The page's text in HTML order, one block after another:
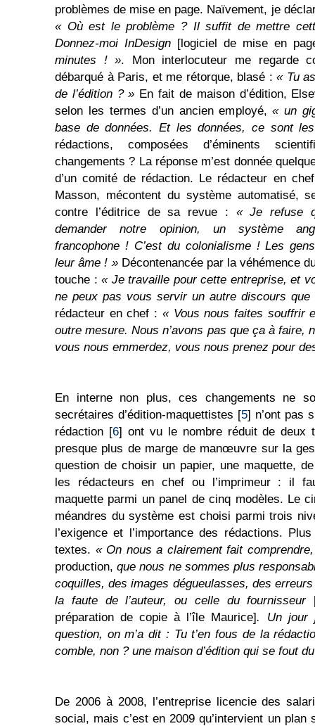
problèmes de mise en page. Naïvement, je
« Où est le problème ? Il suffit de mettre
Donnez-moi InDesign [logiciel de mise en
minutes ! ». Mon interlocuteur me regarde
débarqué à Paris, et me rétorque, blasé : « Tu
de l’édition ? » En fait de maison d’édition,
selon les termes d’un ancien employé,« un
base de données. Et les données, ce sont
rédactions, composées d’éminents
changements ? La réponse m’est donnée
d’un comité de rédaction. Le rédacteur en
Masson, mécontent du système automatisé,
contre l’éditrice de sa revue : « Je refuse
demander notre opinion, un système
francophone ! C’est du colonialisme ! Les
leur âme ! »Décontenancée par la véhémence
touche :« Je travaille pour cette entreprise, et
ne peux pas vous servir un autre discours
rédacteur en chef : « Vous nous faites souffrir
outre mesure. Nous n’avons pas que ça à faire,
vous nous emmerdez, vous nous prenez pour
En interne non plus, ces changements ne
secrétaires d’édition-maquettistes [5] n’ont pas
rédaction [6] ont vu le nombre réduit de deux
presque plus de marge de manœuvre sur la
question de choisir un papier, une maquette,
les rédacteurs en chef ou l’imprimeur : il
maquette parmi un panel de cinq modèles. Le
méandres du système est choisi parmi trois
l’exigence et l’importance des rédactions.
textes. « On nous a clairement fait
production,que nous ne sommes plus
coquilles, des images dégueulasses, des
la faute de l’auteur, ou celle du fournisseur
préparation de copie à l’île Maurice]. Un jour
question, on m’a dit : Tu t’en fous dela
comble, non ? une maison d’édition qui se fout
De 2006 à 2008, l’entreprise licencie des
social, mais c’est en 2009 qu’intervient un plan